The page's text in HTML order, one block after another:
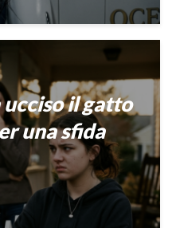
il gatto
una sfida